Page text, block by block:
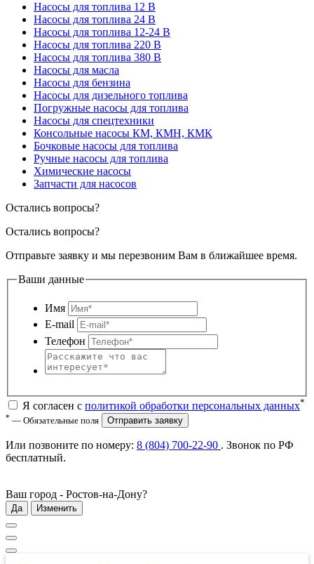
Насосы для топлива 12 В
Насосы для топлива 24 В
Насосы для топлива 12-24 В
Насосы для топлива 220 В
Насосы для топлива 380 В
Насосы для масла
Насосы для бензина
Насосы для дизельного топлива
Погружные насосы для топлива
Насосы для спецтехники
Консольные насосы КМ, КМН, КМК
Бочковые насосы для топлива
Ручные насосы для топлива
Химические насосы
Запчасти для насосов
Остались вопросы?
Остались вопросы?
Отправьте заявку и мы перезвоним Вам в ближайшее время.
Ваши данные
Имя
E-mail
Телефон
Я согласен с политикой обработки персональных данных*
* — Обязательные поля Отправить заявку
Или позвоните по номеру: 8 (804) 700-22-90 . Звонок по РФ
бесплатный.
Ваш город - Ростов-на-Дону?
Да Изменить